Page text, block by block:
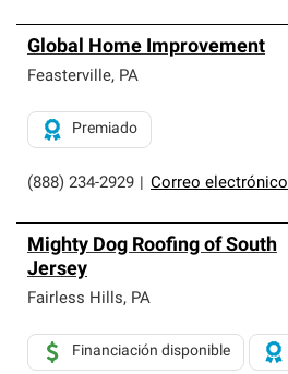
Global Home Improvement
Feasterville, PA
(888) 234-2929 Correo electrónico
Premiado
Mighty Dog Roofing of South
Jersey
Fairless Hills, PA
Financiación disponible